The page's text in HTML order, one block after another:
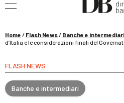
WEBINAR / 1°
La riforma del sistema
Home / Flash News/ Banche e intermediari
d’Italia e le considerazioni finali del
FLASH NEWS
Banche e intermediari